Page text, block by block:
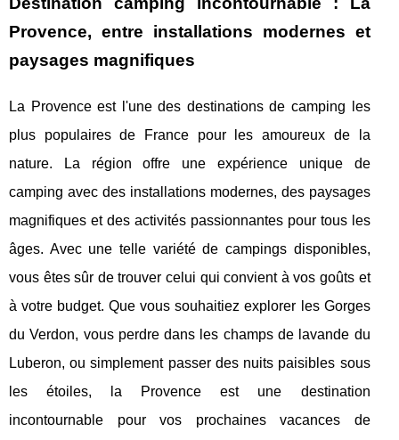
Provence, entre installations modernes et
paysages magnifiques
La Provence est l'une des destinations de camping les
plus populaires de France pour les amoureux de la
nature. La région offre une expérience unique de
camping avec des installations modernes, des paysages
magnifiques et des activités passionnantes pour tous les
âges. Avec une telle variété de campings disponibles,
vous êtes sûr de trouver celui qui convient à vos goûts et
à votre budget. Que vous souhaitiez explorer les Gorges
du Verdon, vous perdre dans les champs de lavande du
Luberon, ou simplement passer des nuits paisibles sous
les étoiles, la Provence est une destination
incontournable pour vos prochaines vacances de